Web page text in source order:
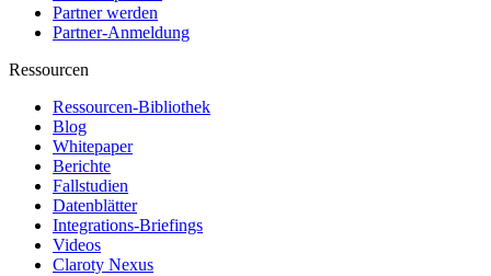
Partner werden
Partner-Anmeldung
Ressourcen
Ressourcen-Bibliothek
Blog
Whitepaper
Berichte
Fallstudien
Datenblätter
Integrations-Briefings
Videos
Claroty Nexus